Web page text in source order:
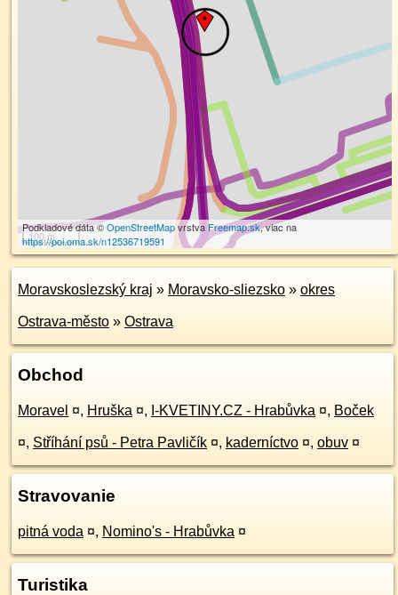
100 m
Podkladové dáta ©OpenStreetMapvrstva Freemap.sk, viac na
https://poi.oma.sk/n12536719591
Moravskoslezský kraj » Moravsko-sliezsko » okres
Ostrava-město » Ostrava
Obchod
Moravel ¤, Hruška ¤, I-KVETINY.CZ - Hrabůvka ¤, Boček
¤, Stříhání psů - Petra Pavličík ¤, kaderníctvo ¤, obuv ¤
Stravovanie
pitná voda ¤, Nomino's - Hrabůvka ¤
Turistika